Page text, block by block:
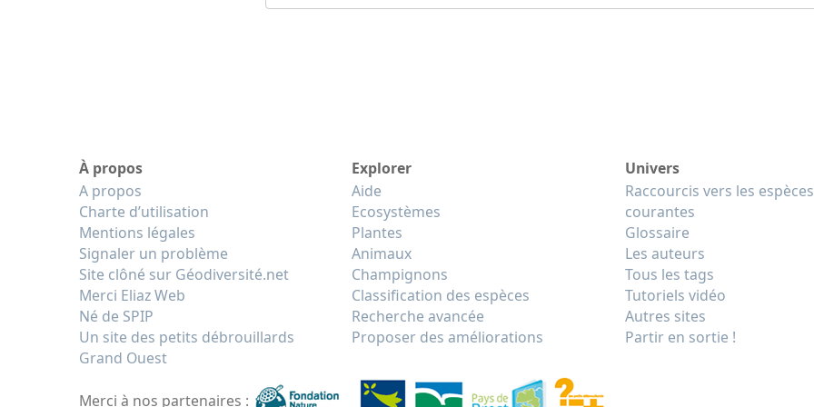
À propos
A propos
Charte d’utilisation
Mentions légales
Signaler un problème
Site clôné sur Géodiversité.net
Merci Eliaz Web
Né de SPIP
Un site des petits débrouillards
Grand Ouest
Explorer
Aide
Ecosystèmes
Plantes
Animaux
Champignons
Classification des espèces
Recherche avancée
Proposer des améliorations
Univers
Raccourcis vers les espèces
courantes
Glossaire
Les auteurs
Tous les tags
Tutoriels vidéo
Autres sites
Partir en sortie !
Merci à nos partenaires :